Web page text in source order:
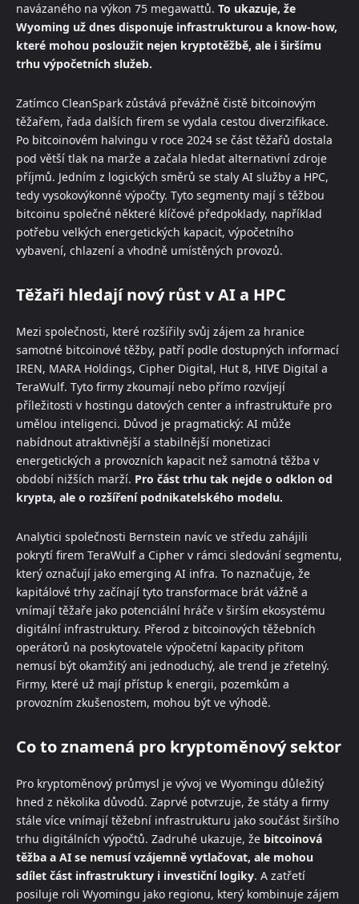
navázaného na výkon 75 megawattů. To ukazuje, že
Wyoming už dnes disponuje infrastrukturou a know-how,
které mohou posloužit nejen kryptotěžbě, ale i širšímu
trhu výpočetních služeb.
Zatímco CleanSpark zůstává převážně čistě bitcoinovým
těžařem, řada dalších firem se vydala cestou diverzifikace.
Po bitcoinovém halvingu v roce 2024 se část těžařů dostala
pod větší tlak na marže a začala hledat alternativní zdroje
příjmů. Jedním z logických směrů se staly AI služby a HPC,
tedy vysokovýkonné výpočty. Tyto segmenty mají s těžbou
bitcoinu společné některé klíčové předpoklady, například
potřebu velkých energetických kapacit, výpočetního
vybavení, chlazení a vhodně umístěných provozů.
Těžaři hledají nový růst v AI a HPC
Mezi společnosti, které rozšířily svůj zájem za hranice
samotné bitcoinové těžby, patří podle dostupných informací
IREN, MARA Holdings, Cipher Digital, Hut 8, HIVE Digital a
TeraWulf. Tyto firmy zkoumají nebo přímo rozvíjejí
příležitosti v hostingu datových center a infrastruktuře pro
umělou inteligenci. Důvod je pragmatický: AI může
nabídnout atraktivnější a stabilnější monetizaci
energetických a provozních kapacit než samotná těžba v
období nižších marží. Pro část trhu tak nejde o odklon od
krypta, ale o rozšíření podnikatelského modelu.
Analytici společnosti Bernstein navíc ve středu zahájili
pokrytí firem TeraWulf a Cipher v rámci sledování segmentu,
který označují jako emerging AI infra. To naznačuje, že
kapitálové trhy začínají tyto transformace brát vážně a
vnímají těžaře jako potenciální hráče v širším ekosystému
digitální infrastruktury. Přerod z bitcoinových těžebních
operátorů na poskytovatele výpočetní kapacity přitom
nemusí být okamžitý ani jednoduchý, ale trend je zřetelný.
Firmy, které už mají přístup k energii, pozemkům a
provozním zkušenostem, mohou být ve výhodě.
Co to znamená pro kryptoměnový sektor
Pro kryptoměnový průmysl je vývoj ve Wyomingu důležitý
hned z několika důvodů. Zaprvé potvrzuje, že státy a firmy
stále více vnímají těžební infrastrukturu jako součást širšího
trhu digitálních výpočtů. Zadruhé ukazuje, že bitcoinová
těžba a AI se nemusí vzájemně vytlačovat, ale mohou
sdílet část infrastruktury i investiční logiky. A zatřetí
posiluje roli Wyomingu jako regionu, který kombinuje zájem